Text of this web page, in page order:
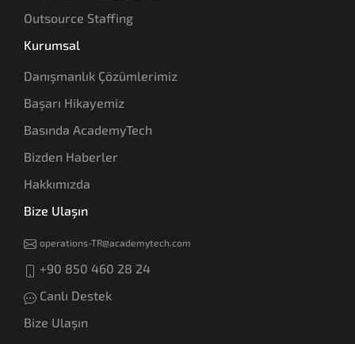
Outsource Staffing
Kurumsal
Danışmanlık Çözümlerimiz
Başarı Hikayemiz
Basında AcademyTech
Bizden Haberler
Hakkımızda
Bize Ulaşın
operations-TR@academytech.com
+90 850 460 28 24
Canlı Destek
Bize Ulaşın